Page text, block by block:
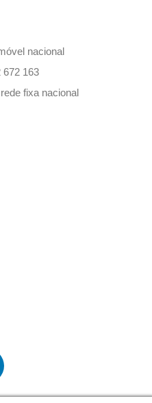
nacional
672 163
fixa nacional